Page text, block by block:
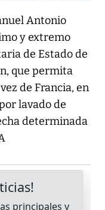
Antonio
y extremo
de Estado de
que permita
de Francia, en
lavado de
determinada